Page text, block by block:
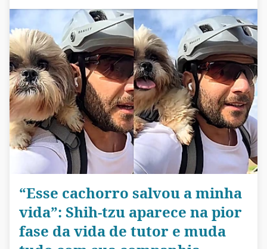
“Esse cachorro salvou a minha
vida”: Shih-tzu aparece na pior
fase da vida de tutor e muda